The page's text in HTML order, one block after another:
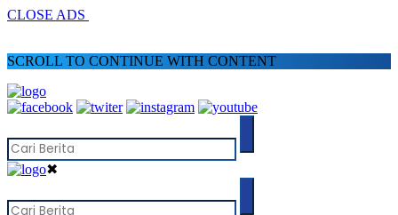
CLOSE ADS
SCROLL TO CONTINUE WITH CONTENT
✖